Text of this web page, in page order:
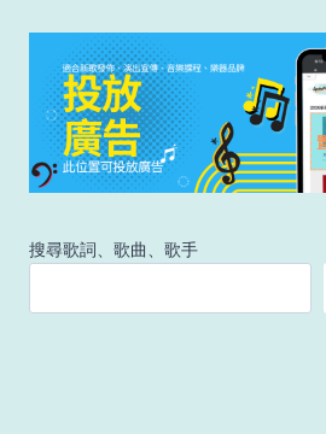
搜尋歌詞、歌曲、歌手